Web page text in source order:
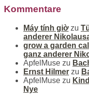
Kommentare
Máy tính giờzu
anderer
grow a garden
ganz anderer
ApfelMuse zu
Ernst Hilmer zu
ApfelMuse zu
Nye